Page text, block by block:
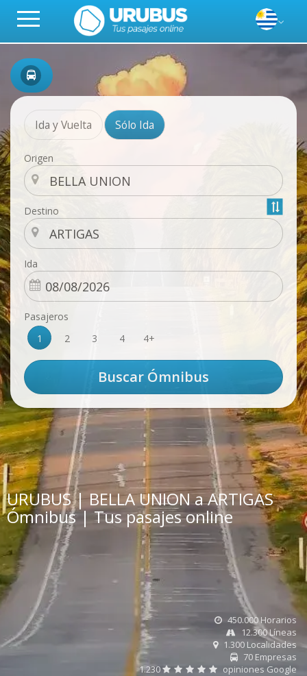
Ida y Vuelta Sólo Ida
Origen
Destino
Ida
Pasajeros
1
2 3 4 4+
URUBUS | BELLA UNION a ARTIGAS
Ómnibus | Tus pasajes online
450.000 Horarios
12.300 Líneas
1.300 Localidades
70 Empresas
1.230
opiniones Google